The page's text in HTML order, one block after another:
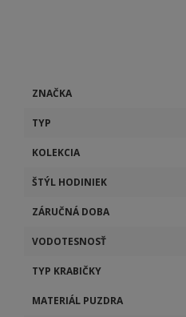
ZNAČKA
TYP
KOLEKCIA
ŠTÝL HODINIEK
ZÁRUČNÁ DOBA
VODOTESNOSŤ
TYP KRABIČKY
MATERIÁL PUZDRA